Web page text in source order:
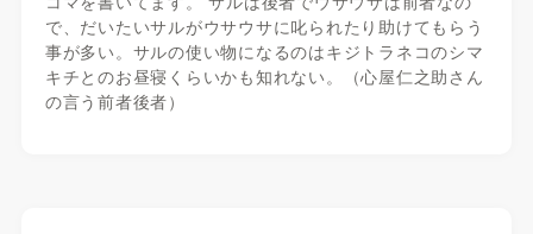
で、だいたいサルがウサウサに叱られたり助けてもらう
事が多い。サルの使い物になるのはキジトラネコのシマ
キチとのお昼寝くらいかも知れない。（心屋仁之助さん
の言う前者後者）